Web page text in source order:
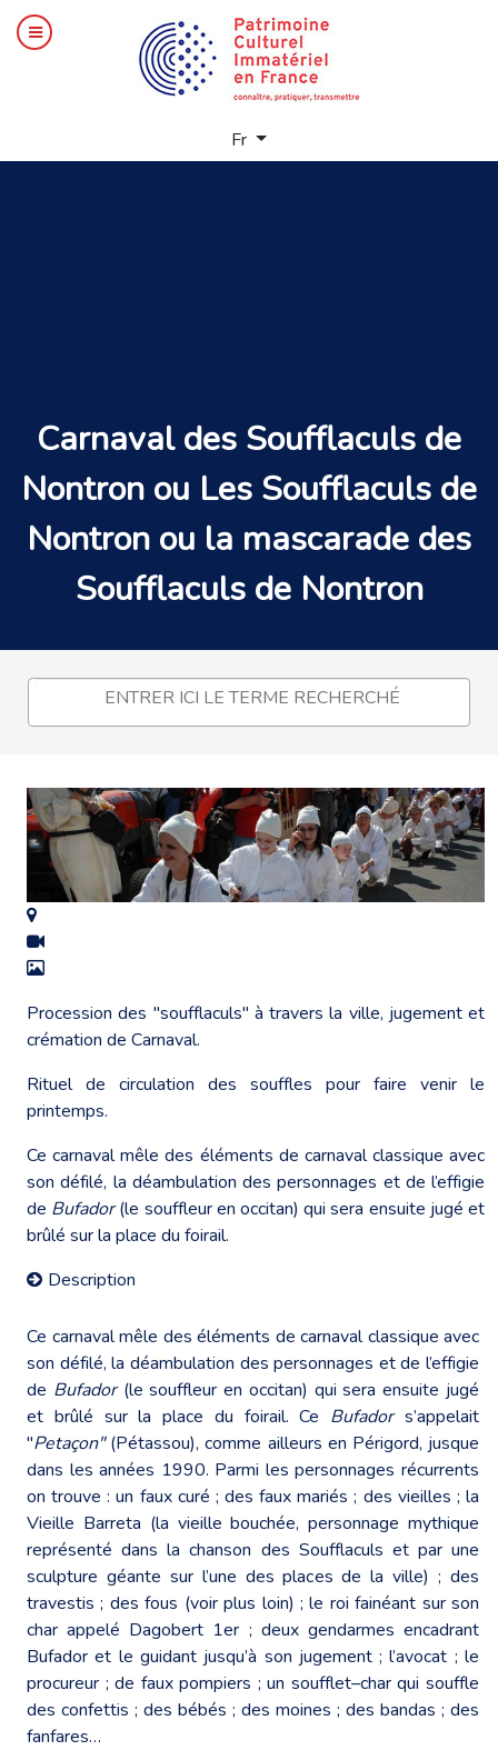
Fr
Carnavaldes Soufflaculs de
Nontron ou Les Soufflaculs de
Nontron ou la mascarade des
Soufflaculs de Nontron
Procession des "soufflaculs" à travers la ville, jugement et
crémation de Carnaval.
Rituel de circulation des souffles pour faire venir le
printemps.
Ce carnaval mêle des éléments de carnaval classique avec
son défilé, la déambulation des personnages et de l’effigie
de Bufador(le souffleur en occitan) qui sera ensuite jugé et
brûlé sur la place du foirail.
Description
Ce carnaval mêle des éléments de carnaval classique avec
son défilé, la déambulation des personnages et de l’effigie
de Bufador(le souffleur en occitan) qui sera ensuite jugé
et brûlé sur la place du foirail. Ce Bufadors’appelait
"Petaçon"(Pétassou), comme ailleurs en Périgord, jusque
dans les années 1990. Parmi les personnages récurrents
on trouve : un faux curé ; des faux mariés ; des vieilles ; la
Vieille Barreta (la vieille bouchée, personnage mythique
représenté dans la chanson des Soufflaculs et par une
sculpture géante sur l’une des places de la ville) ; des
travestis ; des fous (voir plus loin) ; le roi fainéant sur son
char appelé Dagobert 1er ; deux gendarmes encadrant
Bufador et le guidant jusqu’à son jugement ; l’avocat ; le
procureur ; de faux pompiers ; un soufflet–char qui souffle
des confettis ; des bébés ; des moines ; des bandas ; des
fanfares…